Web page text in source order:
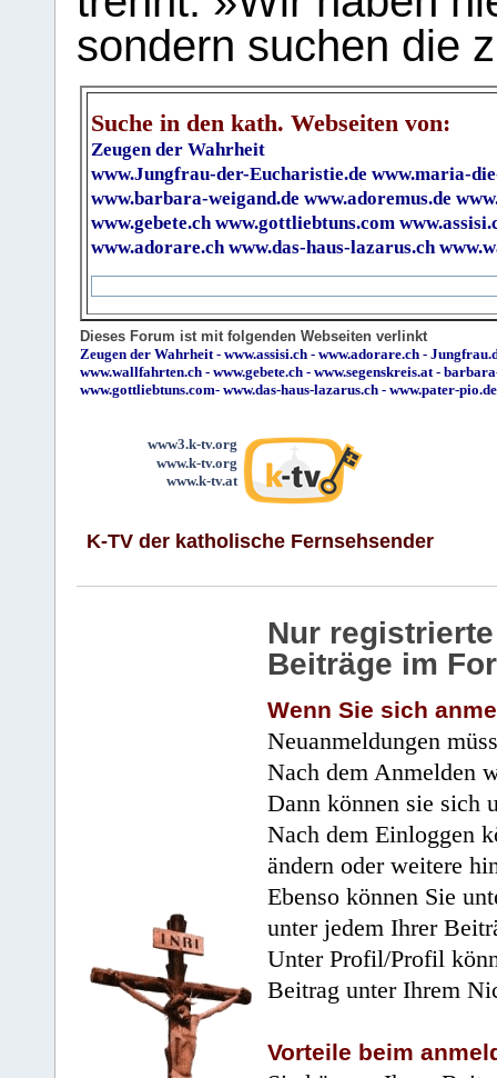
sondern suchen die
Suche in den kath. Webseiten von:
Zeugen der Wahrheit
www.Jungfrau-der-Eucharistie.de www.maria-
www.barbara-weigand.de www.adoremus.de
www.gebete.ch www.gottliebtuns.com
www.adorare.ch www.das-haus-lazarus.ch
Dieses Forum ist mit folgenden Webseiten verlinkt
Zeugen der Wahrheit- www.assisi.ch - www.adorare.ch -
www.wallfahrten.ch - www.gebete.ch - www.segenskreis.at-
www.gottliebtuns.com- www.das-haus-lazarus.ch - www.pater-pio.de
www3.k-tv.org
www.k-tv.org
www.k-tv.at
K-TV der katholische Fernsehsender
Nur
Beiträge im
Wenn Sie sich
Neuanmeldungen
Nach dem Anmelden
Dann können sie sich
Nach dem Einloggen
ändern oder weitere
Ebenso können Sie
unter jedem Ihrer
Unter Profil/Profil
Beitrag unter Ihrem
Vorteile beim